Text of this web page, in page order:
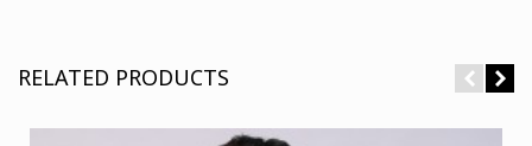
RELATED PRODUCTS